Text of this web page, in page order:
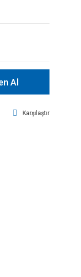
Al
Karşılaştır